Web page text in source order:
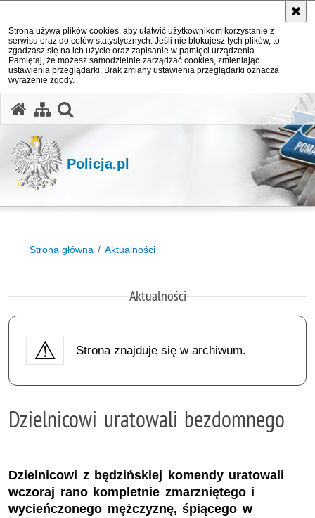
Strona używa plików cookies, aby ułatwić użytkownikom korzystanie z
serwisu oraz do celów statystycznych. Jeśli nie blokujesz tych plików, to
zgadzasz się na ich użycie oraz zapisanie w pamięci urządzenia.
Pamiętaj, że możesz samodzielnie zarządzać cookies, zmieniając
ustawienia przeglądarki. Brak zmiany ustawienia przeglądarki oznacza
wyrażenie zgody.
Policja.pl
Strona główna Aktualności
Aktualności
Strona znajduje się w archiwum.
Dzielnicowi uratowali bezdomnego
Dzielnicowi z będzińskiej komendy uratowali
wczoraj rano kompletnie zmarzniętego i
wycieńczonego mężczyznę, śpiącego w